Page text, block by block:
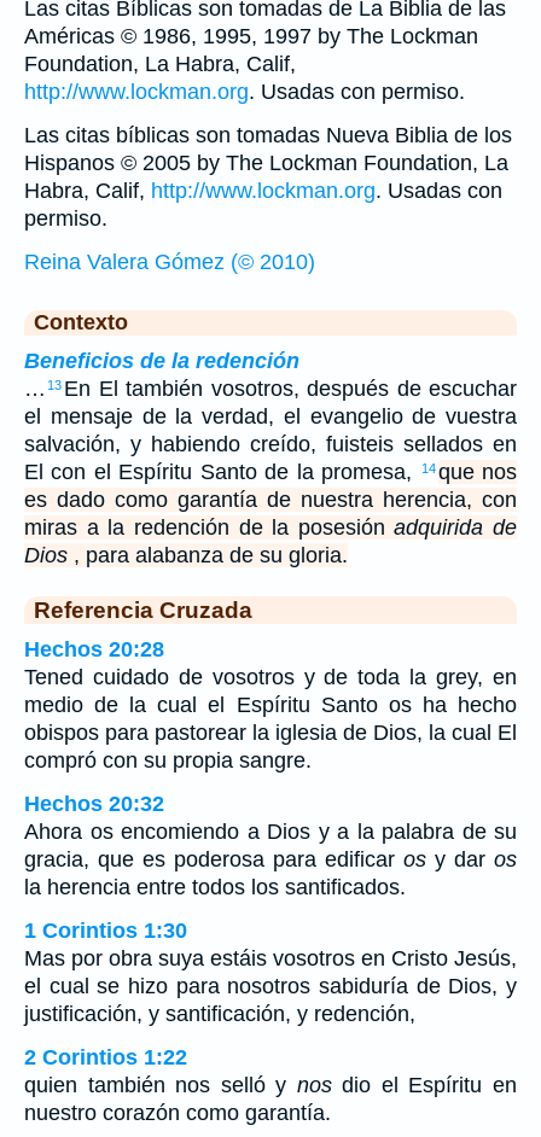
Las citas Bíblicas son tomadas de La Biblia de las
Américas © 1986, 1995, 1997 by The Lockman
Foundation, La Habra, Calif,
http://www.lockman.org. Usadas con permiso.
Las citas bíblicas son tomadas Nueva Biblia de los
Hispanos © 2005 by The Lockman Foundation, La
Habra, Calif, http://www.lockman.org. Usadas con
permiso.
Reina Valera Gómez (© 2010)
Contexto
Beneficios de la redención
… 13 En El también vosotros, después de escuchar
el mensaje de la verdad, el evangelio de vuestra
salvación, y habiendo creído, fuisteis sellados en
El con el Espíritu Santo de la promesa,
14 que nos
es dado como garantía de nuestra herencia, con
miras a la redención de la posesiónadquirida de
Dios , para alabanza de su gloria.
Referencia Cruzada
Hechos 20:28
Tened cuidado de vosotros y de toda la grey, en
medio de la cual el Espíritu Santo os ha hecho
obispos para pastorear la iglesia de Dios, la cual El
compró con su propia sangre.
Hechos 20:32
Ahora os encomiendo a Dios y a la palabra de su
gracia, que es poderosa para edificar os y dar os
la herencia entre todos los santificados.
1 Corintios 1:30
Mas por obra suya estáis vosotros en Cristo Jesús,
el cual se hizo para nosotros sabiduría de Dios, y
justificación, y santificación, y redención,
2 Corintios 1:22
quien también nos selló y nosdio el Espíritu en
nuestro corazón como garantía.